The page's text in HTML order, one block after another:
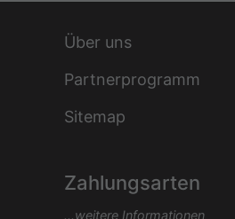
Über uns
Partnerprogramm
Sitemap
Zahlungsarten
...weitere Informationen